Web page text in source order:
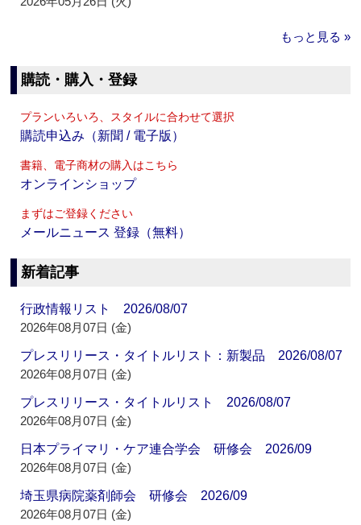
もっと見る »
購読・購入・登録
プランいろいろ、スタイルに合わせて選択
購読申込み（新聞 / 電子版）
書籍、電子商材の購入はこちら
オンラインショップ
まずはご登録ください
メールニュース 登録（無料）
新着記事
行政情報リスト 2026/08/07
2026年08月07日 (金)
プレスリリース・タイトルリスト：新製品 2026/08/07
2026年08月07日 (金)
プレスリリース・タイトルリスト 2026/08/07
2026年08月07日 (金)
日本プライマリ・ケア連合学会 研修会 2026/09
2026年08月07日 (金)
埼玉県病院薬剤師会 研修会 2026/09
2026年08月07日 (金)